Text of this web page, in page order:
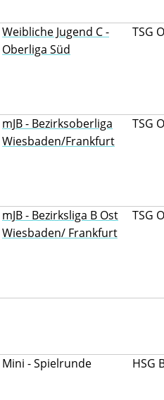
Weibliche Jugend C -
Oberliga Süd
TSG
mJB - Bezirksoberliga
Wiesbaden/Frankfurt
TSG
mJB - Bezirksliga B Ost
Wiesbaden/ Frankfurt
TSG
Mini - Spielrunde HSG